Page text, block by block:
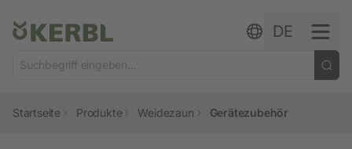
DE
Startseite Produkte Weidezaun Gerätezubehör